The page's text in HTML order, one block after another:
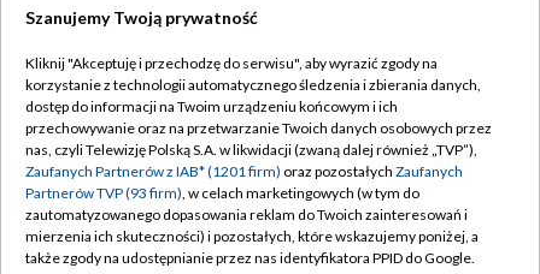
TVP
Abonament TVP
Emisja w TVP
Centrum informacji TVP
Naziemna Telewizja Cyfrowa
Regulamin TVP
Polityka prywatności
Moje zgody
Pomoc
Szanujemy Twoją prywatność
Kliknij "Akceptuję i przechodzę do serwisu", aby wyrazić zgody na
korzystanie z technologii automatycznego śledzenia i zbierania danych,
dostęp do informacji na Twoim urządzeniu końcowym i ich
przechowywanie oraz na przetwarzanie Twoich danych osobowych przez
nas, czyli Telewizję Polską S.A. w likwidacji (zwaną dalej również „TVP”),
Zaufanych Partnerów z IAB* (1201 firm) oraz pozostałych Zaufanych
Partnerów TVP (93 firm), w celach marketingowych (w tym do
zautomatyzowanego dopasowania reklam do Twoich zainteresowań i
mierzenia ich skuteczności) i pozostałych, które wskazujemy poniżej, a
także zgody na udostępnianie przez nas identyfikatora PPID do Google.